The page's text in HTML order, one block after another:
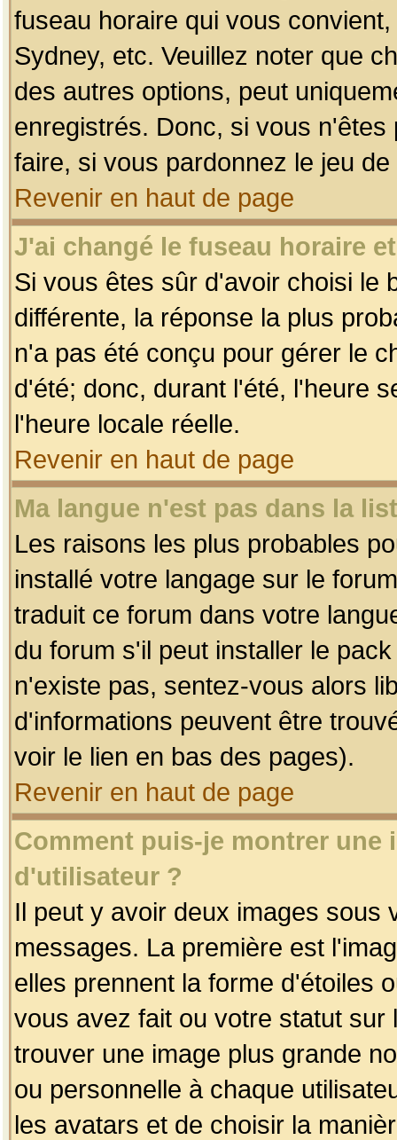
fuseau horaire qui vous
Sydney, etc. Veuillez noter que
des autres options, peut
enregistrés. Donc, si vous
faire, si vous pardonnez le jeu
Revenir en haut de page
J'ai changé le fuseau horaire
Si vous êtes sûr d'avoir choisi le
différente, la réponse la plus
n'a pas été conçu pour gérer le
d'été; donc, durant l'été, l'heure
l'heure locale réelle.
Revenir en haut de page
Ma langue n'est pas dans la
Les raisons les plus probables
installé votre langage sur le
traduit ce forum dans votre
du forum s'il peut installer le
n'existe pas, sentez-vous alors
d'informations peuvent être
voir le lien en bas des pages).
Revenir en haut de page
Comment puis-je montrer une
d'utilisateur ?
Il peut y avoir deux images sous
messages. La première est
elles prennent la forme d'étoiles
vous avez fait ou votre statut
trouver une image plus grande
ou personnelle à chaque
les avatars et de choisir la